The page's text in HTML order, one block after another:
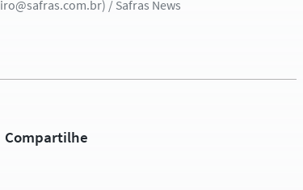
/ Safras News
Compartilhe